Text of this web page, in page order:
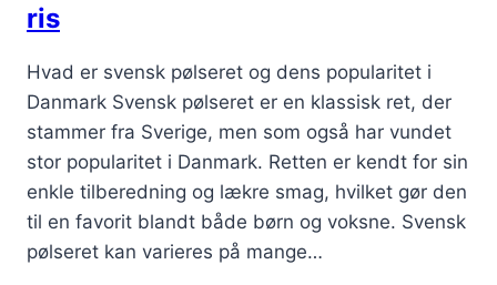
ris
Hvad er svensk pølseret og dens popularitet i
Danmark Svensk pølseret er en klassisk ret, der
stammer fra Sverige, men som også har vundet
stor popularitet i Danmark. Retten er kendt for sin
enkle tilberedning og lækre smag, hvilket gør den
til en favorit blandt både børn og voksne. Svensk
pølseret kan varieres på mange…